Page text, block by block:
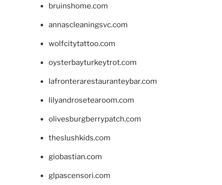
bruinshome.com
annascleaningsvc.com
wolfcitytattoo.com
oysterbayturkeytrot.com
lafronterarestauranteybar.com
lilyandrosetearoom.com
olivesburgberrypatch.com
theslushkids.com
giobastian.com
glpascensori.com